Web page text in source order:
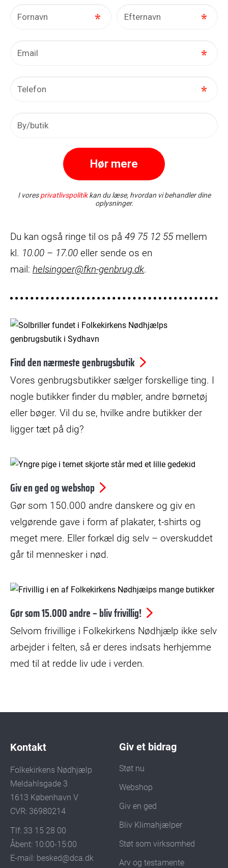
Du kan også ringe til os på 49 75 12 55mellem
kl. 10.00 – 17.00 eller sende os en
mail: helsingoer@fkn-genbrug.dk.
Find den nærmeste genbrugsbutik
Vores genbrugsbutikker sælger forskellige ting. I
nogle butikker finder du møbler, andre børnetøj
eller bøger. Vil du se, hvilke andre butikker der
ligger tæt på dig?
© Bax Lindhardt
Giv en ged og webshop
Gør som 150.000 andre danskere og giv en
velgørende gave i form af plakater, t-shirts og
meget mere. Eller forkæl dig selv – overskuddet
går til mennesker i nød.
© Kristian Skårhøj Andersen
Gør som 15.000 andre – bliv frivillig!
Selvom frivillige i Folkekirkens Nødhjælp ikke selv
arbejder i felten, så er deres indsats herhjemme
med til at redde liv ude i verden.
Kontakt
Folkekirkens Nødhjælp
Meldahlsgade 3
1613 København V
CVR: 36980214
Tlf: 33 15 28 00
Åbent: 10:00-15:00
E-mail: besked@dca.dk
Giv et bidrag
Støt nu
Webshop
Giv en ged
Bliv Klimahjælper
Støt som virksomhed
Arv og testamente